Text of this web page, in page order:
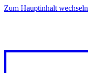
Zum Hauptinhalt wechseln